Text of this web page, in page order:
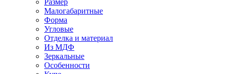
Размер
Малогабаритные
Форма
Угловые
Отделка и материал
Из МДФ
Зеркальные
Особенности